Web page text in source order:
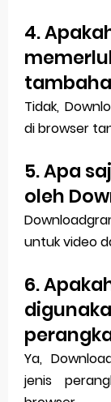
4.
Tidak,
di browser
5. Apa
oleh
untuk video
6.
Ya,
jenis